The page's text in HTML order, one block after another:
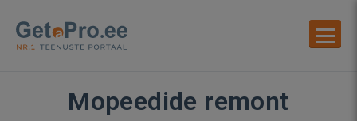
Mopeedide remont